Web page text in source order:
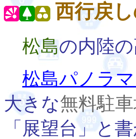
西行戻
松島の内陸
松島パノラ
大きな無料駐
「展望台」と